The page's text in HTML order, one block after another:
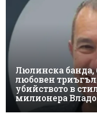
Люлинска банда,
любовен
убийството в
милионера Владо